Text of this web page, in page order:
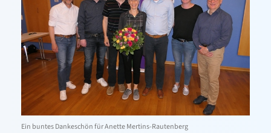
Ein buntes Dankeschön für Anette Mertins-Rautenberg